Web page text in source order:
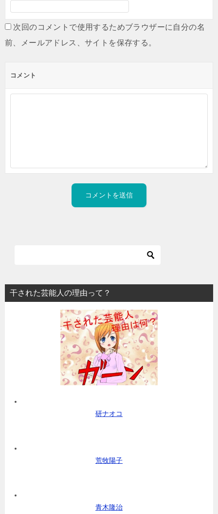
次回のコメントで使用するためブラウザーに自分の名
前、メールアドレス、サイトを保存する。
コメント
干された芸能人の理由って？
研ナオコ
荒牧陽子
青木隆治